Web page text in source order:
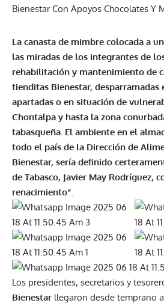
La canasta de mimbre colocada a
las miradas de los integrantes de
rehabilitación y mantenimiento de
tienditas Bienestar, desparramadas
apartadas o en situación de
Chontalpa y hasta la zona
tabasqueña. El ambiente en el
todo el país de la Dirección de
Bienestar, sería definido
de Tabasco, Javier May Rodríguez,
renacimiento”.
Los presidentes, secretarios y
Bienestar llegaron desde temprano